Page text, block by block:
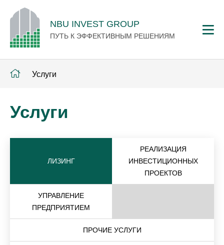
NBU INVEST GROUP
ПУТЬ К ЭФФЕКТИВНЫМ РЕШЕНИЯМ
Услуги
Услуги
ЛИЗИНГ
РЕАЛИЗАЦИЯ
ИНВЕСТИЦИОННЫХ
ПРОЕКТОВ
УПРАВЛЕНИЕ
ПРЕДПРИЯТИЕМ
ПРОЧИЕ УСЛУГИ